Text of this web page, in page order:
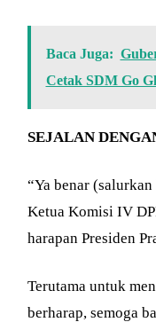
Baca Juga:
Cetak SDM Go
SEJALAN
“Ya benar
Ketua Komisi IV
harapan Presiden
Terutama untuk
berharap, semoga